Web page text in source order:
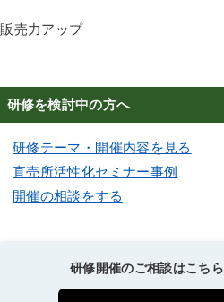
販売力アップ
研修を検討中の方へ
研修テーマ・開催内容を見る
直売所活性化セミナー事例
開催の相談をする
研修開催のご相談はこちら